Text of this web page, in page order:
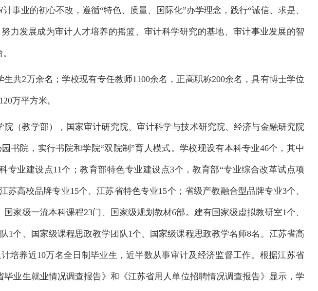
事业的初心不改，遵循“特色、质量、国际化”办学理念，践行“诚信、求是、
力发展成为审计人才培养的摇篮、审计科学研究的基地、审计事业发展的智
共2万余名；学校现有专任教师1100余名，正高职称200余名，具有博士学位
万平方米。
（教学部），国家审计研究院、审计科学与技术研究院、经济与金融研究院
书院，实行书院和学院“双院制”育人模式。学校现设有本科专业46个，其中
专业建设点11个；教育部特色专业建设点3个，教育部“专业综合改革试点项
苏高校品牌专业15个、江苏省特色专业15个；省级产教融合型品牌专业3个、
家级一流本科课程23门、国家级规划教材6部。建有国家级虚拟教研室1个、
1个、国家级课程思政教学团队1个、国家级课程思政教学名师8名。江苏省高
培养近10万名全日制毕业生，近半数从事审计及经济监督工作。根据江苏省
业生就业情况调查报告》和《江苏省用人单位招聘情况调查报告》显示，学